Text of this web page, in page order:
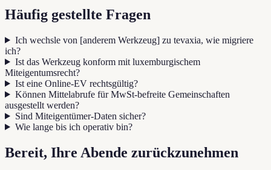
Häufig gestellte Fragen
Ich wechsle von [anderem Werkzeug] zu tevaxia, wie migriere
ich?
Ist das Werkzeug konform mit luxemburgischem
Miteigentumsrecht?
Ist eine Online-EV rechtsgültig?
Können Mittelabrufe für MwSt-befreite Gemeinschaften
ausgestellt werden?
Sind Miteigentümer-Daten sicher?
Wie lange bis ich operativ bin?
Bereit, Ihre Abende zurückzunehmen